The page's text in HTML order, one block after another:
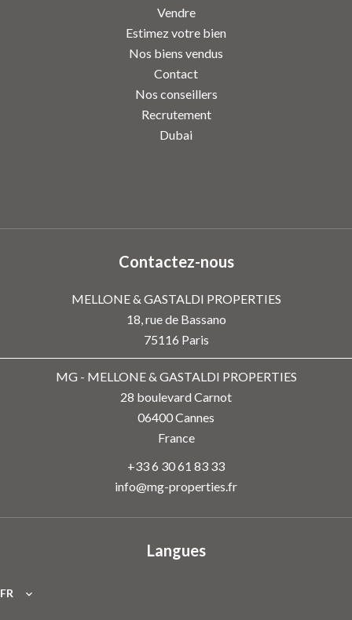
Vendre
Estimez votre bien
Nos biens vendus
Contact
Nos conseillers
Recrutement
Dubai
Contactez-nous
MELLONE & GASTALDI PROPERTIES
18, rue de Bassano
75116 Paris
MG - MELLONE & GASTALDI PROPERTIES
28 boulevard Carnot
06400Cannes
France
+33 6 30 61 83 33
info@mg-properties.fr
Langues
FR